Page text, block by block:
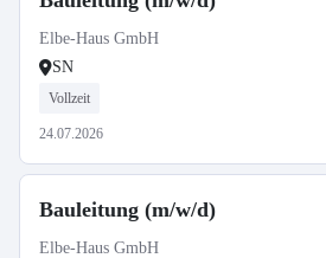
Elbe-Haus GmbH
SN
Vollzeit
24.07.2026
Bauleitung (m/w/d)
Elbe-Haus GmbH